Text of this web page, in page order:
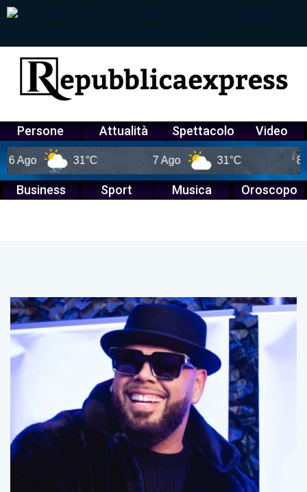
Persone Attualità Spettacolo Video
31°C 7 Ago 31°C 8 Ago
Business Sport Musica Oroscopo